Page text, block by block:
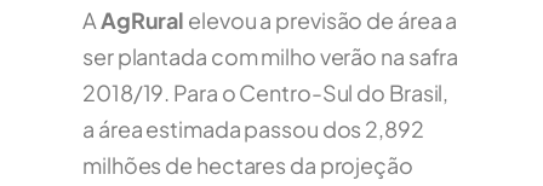
AAgRural elevou a previsão de área a
ser plantada com milho verão na safra
2018/19. Para o Centro-Sul do Brasil,
a área estimada passou dos 2,892
milhões de hectares da projeção